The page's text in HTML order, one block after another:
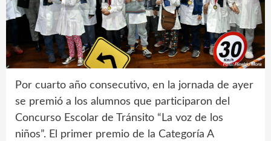
Por cuarto año consecutivo, en la jornada de ayer
se premió a los alumnos que participaron del
Concurso Escolar de Tránsito “La voz de los
niños”. El primer premio de la Categoría A